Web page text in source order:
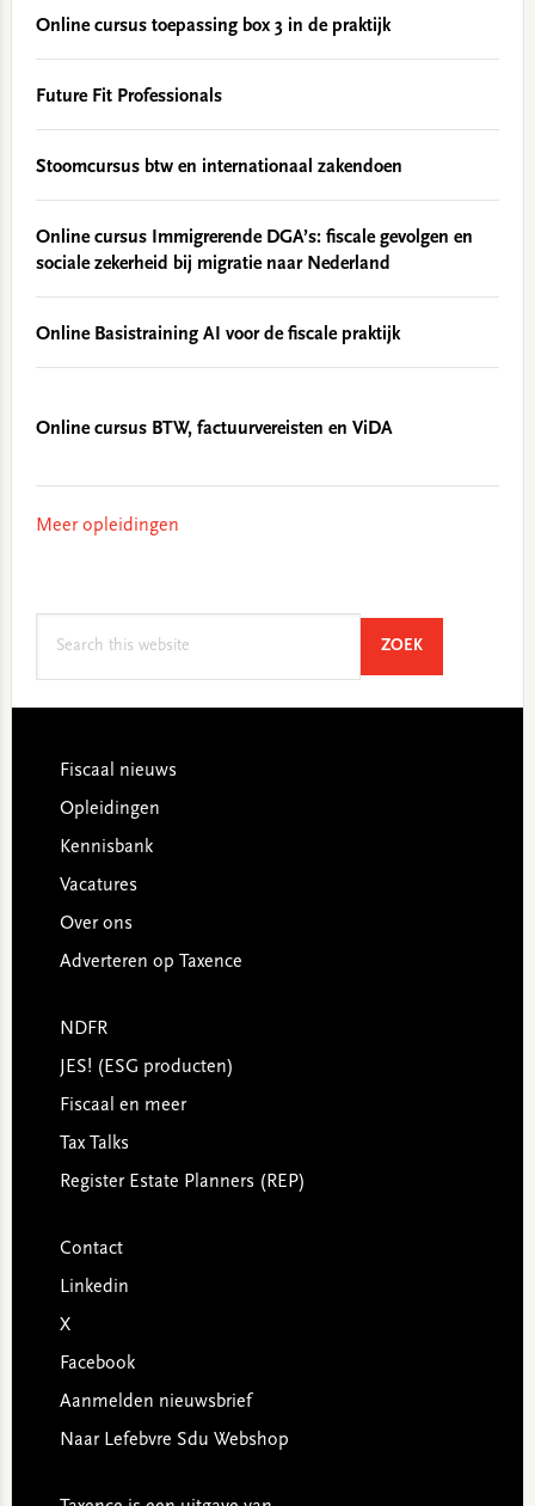
Online cursus toepassing box 3 in de praktijk
Future Fit Professionals
Stoomcursus btw en internationaal zakendoen
Online cursus Immigrerende DGA’s: fiscale gevolgen en
sociale zekerheid bij migratie naar Nederland
Online Basistraining AI voor de fiscale praktijk
Online cursus BTW, factuurvereisten en ViDA
Meer opleidingen
ZOEKSEARCH
Footer
Fiscaal nieuws
Opleidingen
Kennisbank
Vacatures
Over ons
Adverteren op Taxence
NDFR
JES! (ESG producten)
Fiscaal en meer
Tax Talks
Register Estate Planners (REP)
Contact
Linkedin
X
Facebook
Aanmelden nieuwsbrief
Naar Lefebvre Sdu Webshop